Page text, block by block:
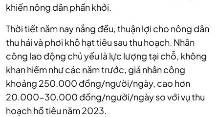
khiến nông dân phấn khởi.
Thời tiết năm nay nắng đều, thuận lợi cho nông dân
thu hái và phơi khô hạt tiêu sau thu hoạch. Nhân
công lao động chủ yếu là lực lượng tại chỗ, không
khan hiếm như các năm trước, giá nhân công
khoảng 250.000 đồng/người/ngày, cao hơn
20.000-30.000 đồng/người/ngày so với vụ thu
hoạch hồ tiêu năm 2023.